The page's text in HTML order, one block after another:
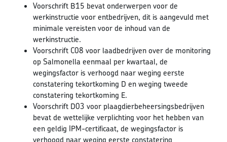
Voorschrift B15 bevat onderwerpen voor de
werkinstructie voor entbedrijven, dit is aangevuld met
minimale vereisten voor de inhoud van de
werkinstructie.
Voorschrift C08 voor laadbedrijven over de monitoring
op Salmonella eenmaal per kwartaal, de
wegingsfactor is verhoogd naar weging eerste
constatering tekortkoming D en weging tweede
constatering tekortkoming E.
Voorschrift D03 voor plaagdierbeheersingsbedrijven
bevat de wettelijke verplichting voor het hebben van
een geldig IPM-certificaat, de wegingsfactor is
verhoogd naar weging eerste constatering